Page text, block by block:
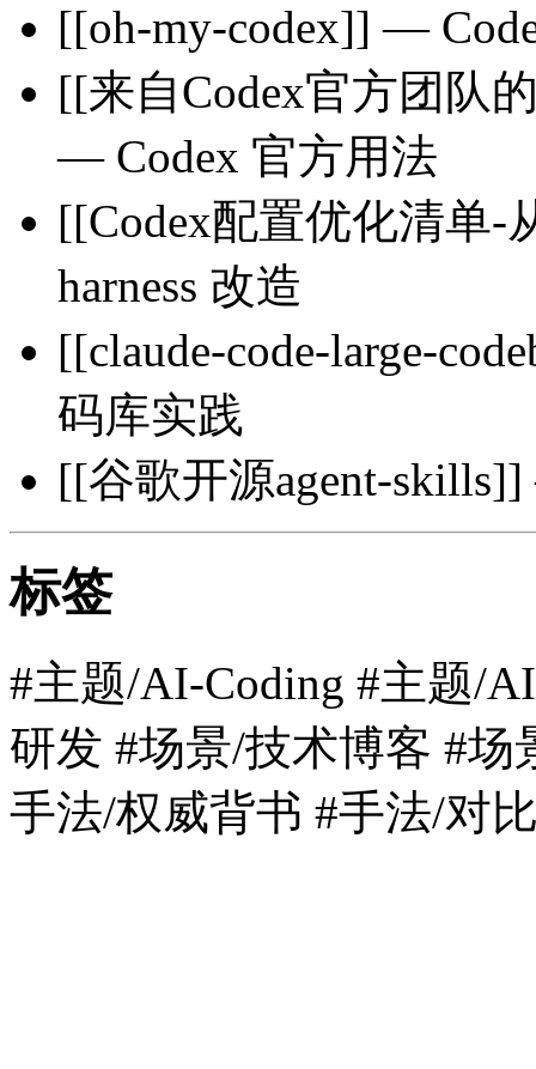
[[oh-my-codex]] —
[[来自Codex官方团队
— Codex 官方用法
[[Codex配置优化清单-
harness 改造
[[claude-code-large-
码库实践
[[谷歌开源agent-
标签
#主题/AI-Coding #主题/
研发 #场景/技术博客 #
手法/权威背书 #手法/对